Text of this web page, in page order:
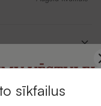
VĒSTULEI
sīkfailus